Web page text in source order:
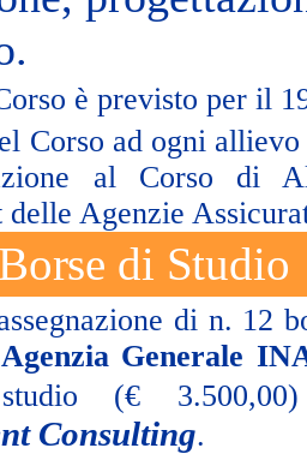
è previsto per il
Corso ad ogni
al Corso di
delle Agenzie
di Studio
di n. 12
Agenzia Generale
(€
Consulting.